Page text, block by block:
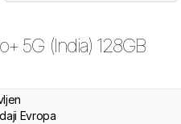
5G (India) 128GB
Evropa